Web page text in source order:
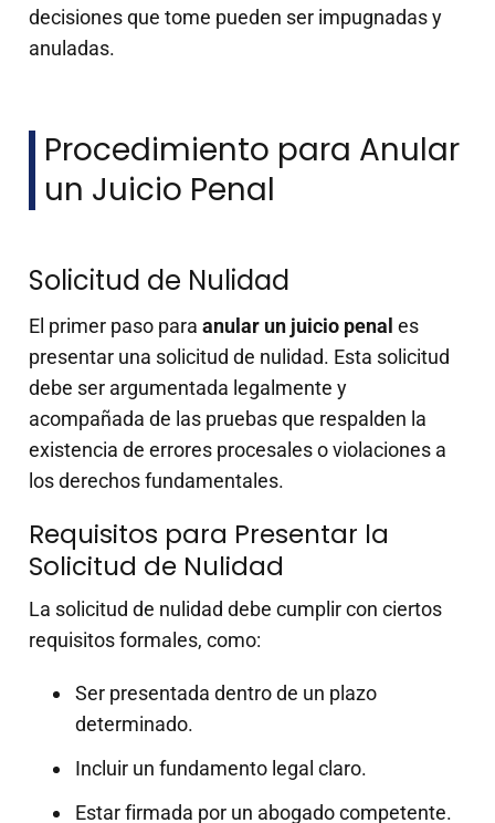
decisiones que tome pueden ser impugnadas y
anuladas.
Procedimiento para Anular
un Juicio Penal
Solicitud de Nulidad
El primer paso para anular un juicio penal es
presentar una solicitud de nulidad. Esta solicitud
debe ser argumentada legalmente y
acompañada de las pruebas que respalden la
existencia de errores procesales o violaciones a
los derechos fundamentales.
Requisitos para Presentar la
Solicitud de Nulidad
La solicitud de nulidad debe cumplir con ciertos
requisitos formales, como:
Ser presentada dentro de un plazo
determinado.
Incluir un fundamento legal claro.
Estar firmada por un abogado competente.